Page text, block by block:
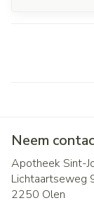
Neem
Apotheek Sint-
Lichtaartseweg
2250 Olen